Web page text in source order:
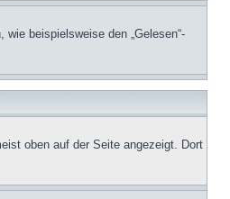
beispielsweise den „Gelesen“-
oben auf der Seite angezeigt. Dort